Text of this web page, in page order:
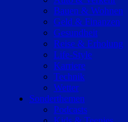
Bauen & Wohnen
Geld & Finanzen
Gesundheit
Reise & Erholung
Life-Style
Karriere
Technik
Wetter
Sonderthemen
Podcasts